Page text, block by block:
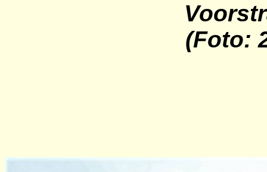
(Foto: